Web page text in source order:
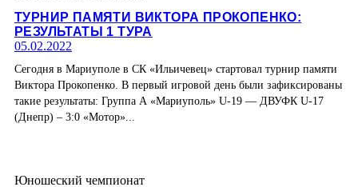
ТУРНИР ПАМЯТИ ВИКТОРА ПРОКОПЕНКО:
РЕЗУЛЬТАТЫ 1 ТУРА
05.02.2022
Сегодня в Мариуполе в СК «Ильичевец» стартовал турнир памяти
Виктора Прокопенко. В первый игровой день были зафиксированы
такие результаты: Группа А «Мариуполь» U-19 — ДВУФК U-17
(Днепр) – 3:0 «Мотор»...
Юношеский чемпионат